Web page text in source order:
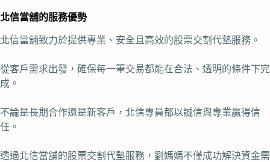
北信當舖的服務優勢
北信當舖致力於提供專業、安全且高效的股票交割代墊服務。
從客戶需求出發，確保每一筆交易都能在合法、透明的條件下完
成。
不論是長期合作還是新客戶，北信專員都以誠信與專業贏得信
任。
透過北信當舖的股票交割代墊服務，劉媽媽不僅成功解決資金需